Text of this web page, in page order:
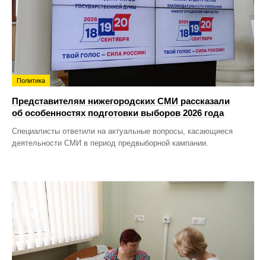
Политика
Представителям нижегородских СМИ рассказали
об особенностях подготовки выборов 2026 года
Специалисты ответили на актуальные вопросы, касающиеся
деятельности СМИ в период предвыборной кампании.